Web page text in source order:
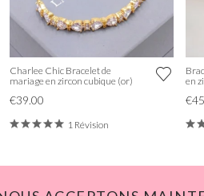
Charlee Chic Bracelet de
mariage en zircon cubique (or)
€39.00
1 Révision
en